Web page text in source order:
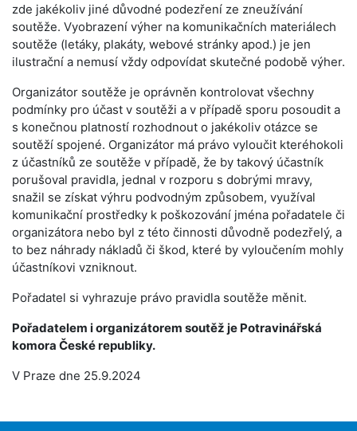
zde jakékoliv jiné důvodné podezření ze zneužívání
soutěže. Vyobrazení výher na komunikačních materiálech
soutěže (letáky, plakáty, webové stránky apod.) je jen
ilustrační a nemusí vždy odpovídat skutečné podobě výher.
Organizátor soutěže je oprávněn kontrolovat všechny
podmínky pro účast v soutěži a v případě sporu posoudit a
s konečnou platností rozhodnout o jakékoliv otázce se
soutěží spojené. Organizátor má právo vyloučit kteréhokoli
z účastníků ze soutěže v případě, že by takový účastník
porušoval pravidla, jednal v rozporu s dobrými mravy,
snažil se získat výhru podvodným způsobem, využíval
komunikační prostředky k poš­kozování jména pořadatele či
organizátora nebo byl z této činnosti důvodně podezřelý, a
to bez náhrady nákladů či škod, které by vyloučením mohly
účastníkovi vznik­nout.
Pořadatel si vyhrazuje právo pravidla soutěže měnit.
Pořadatelem i organizátorem soutěž je Potravinářská
komora České republiky.
V Praze dne 25.9.2024